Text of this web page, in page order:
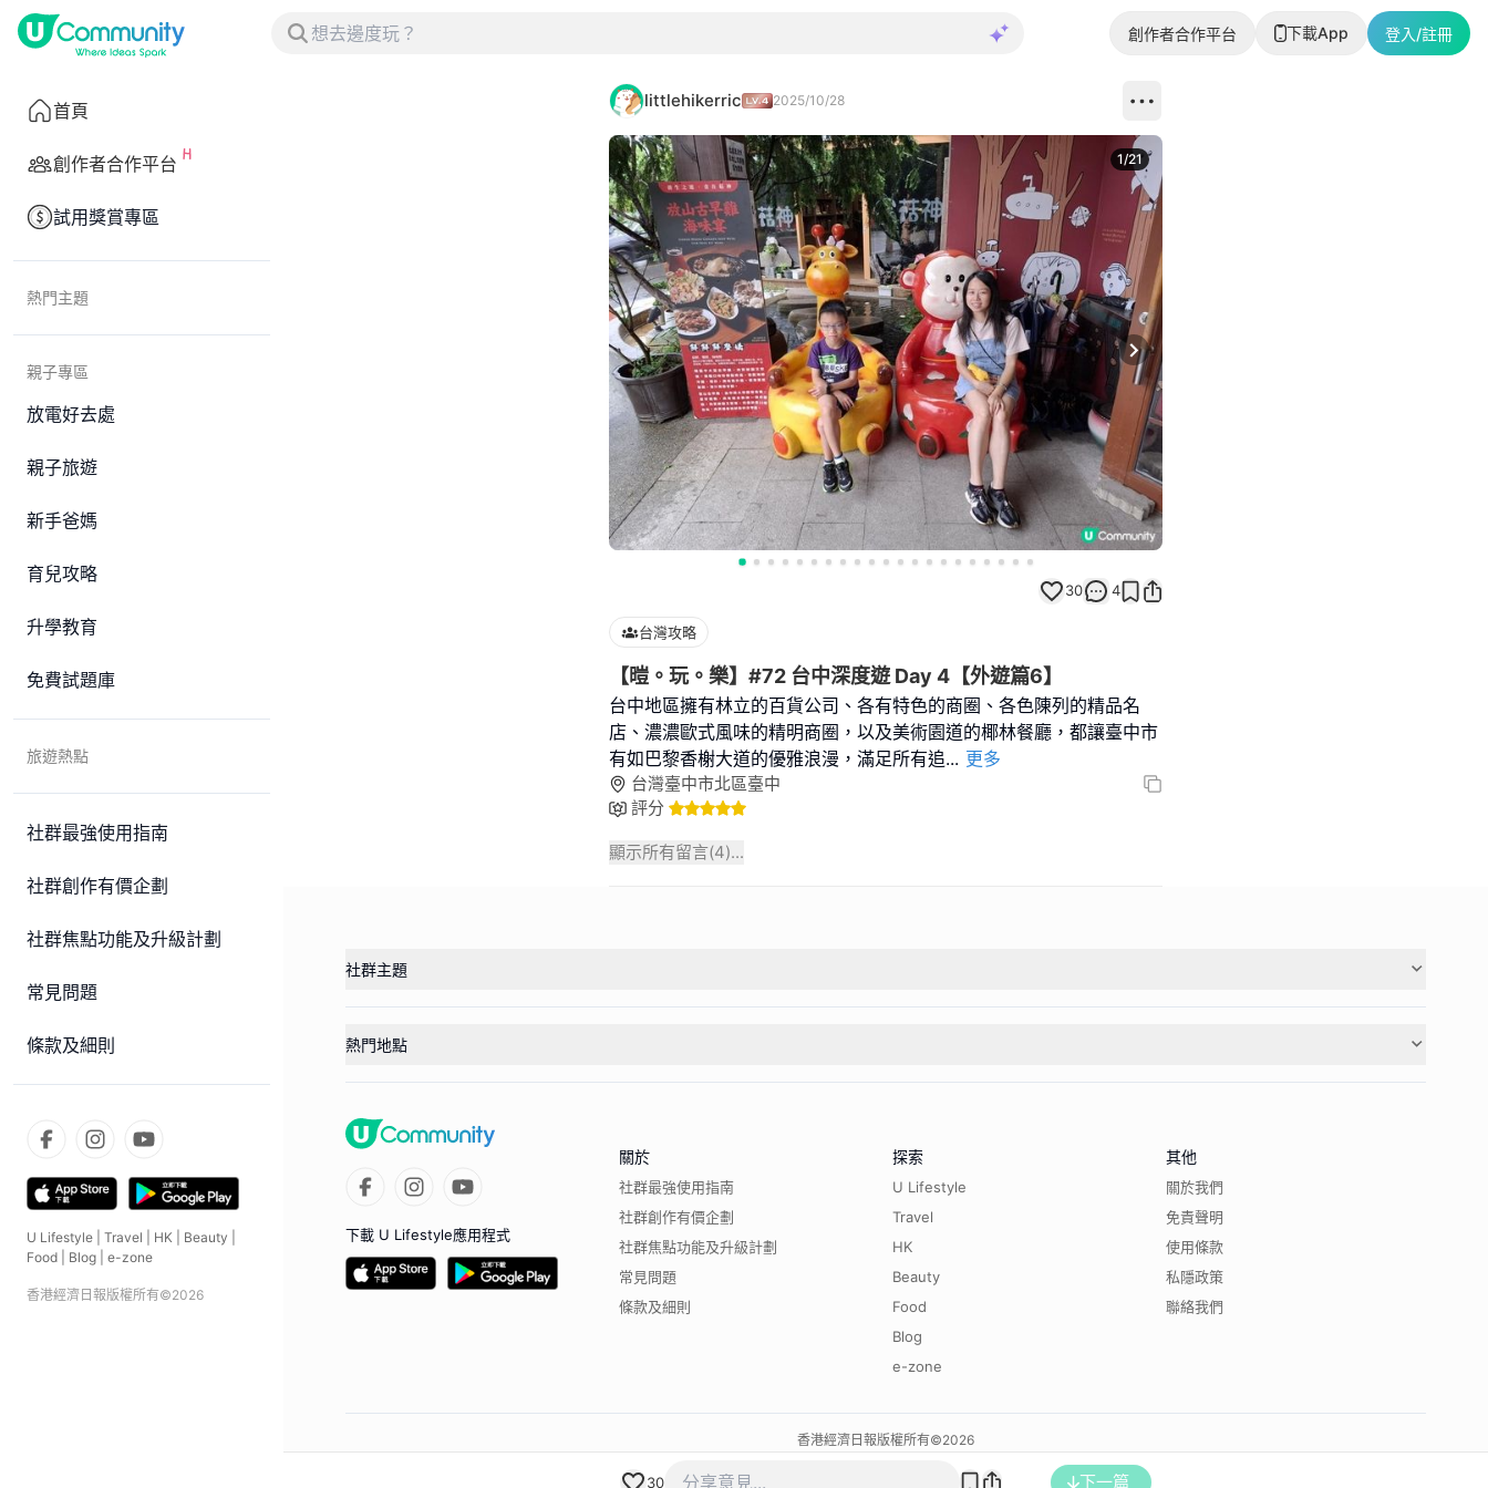
創作者合作平台 下載App 登入/註冊
首頁
創作者合作平台
試用獎賞專區
熱門主題
親子專區
放電好去處
親子旅遊
新手爸媽
育兒攻略
升學教育
免費試題庫
旅遊熱點
社群最強使用指南
社群創作有價企劃
社群焦點功能及升級計劃
常見問題
條款及細則
U Lifestyle Travel HK Beauty
Food
Blog e-zone
香港經濟日報版權所有©2026
littlehikerric 2025/10/28
Next slide
1/21
30 4
台灣攻略
【暟。玩。樂】#72 台中深度遊 Day 4【外遊篇6】
台中地區擁有林立的百貨公司、各有特色的商圈、各色陳列的精品名
店、濃濃歐式風味的精明商圈，以及美術園道的椰林餐廳，都讓臺中市
有如巴黎香榭大道的優雅浪漫，滿足所有追... 更多
台灣臺中市北區臺中
評分
顯示所有留言(4)...
30 下一篇
社群主題
熱門地點
下載 U Lifestyle應用程式
關於
社群最強使用指南
社群創作有價企劃
社群焦點功能及升級計劃
常見問題
條款及細則
探索
U Lifestyle
Travel
HK
Beauty
Food
Blog
e-zone
其他
關於我們
免責聲明
使用條款
私隱政策
聯絡我們
香港經濟日報版權所有©2026